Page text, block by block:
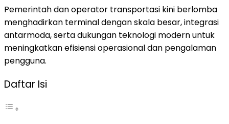
Pemerintah dan operator transportasi kini berlomba
menghadirkan terminal dengan skala besar, integrasi
antarmoda, serta dukungan teknologi modern untuk
meningkatkan efisiensi operasional dan pengalaman
pengguna.
Daftar Isi